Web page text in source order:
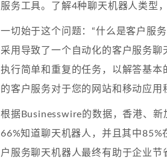
服务工具。了解4种聊天机器人类型
一切始于这个问题：“什么是客户服
采用导致了一个自动化的客户服务
执行简单和重复的任务，以解答基
的客户服务对于您的网站和移动应用
根据Businesswire的数据，香港、新
66%知道聊天机器人，并且其中
户服务聊天机器人最终有助于企业